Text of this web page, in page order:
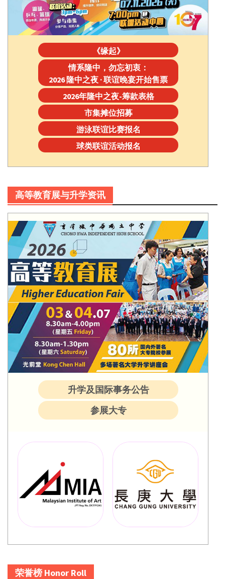
《缘起》
情系隆中，勿忘初衷：
2026 隆中之夜 · 联谊晚宴开始售票
2026年隆中之夜-筹款表格
市集摊位招募
游泳联谊比赛报名
球类联谊活动报名
高等教育展与升学资讯
升学及国际事务公告
参展大专
荣誉榜 Honor Roll